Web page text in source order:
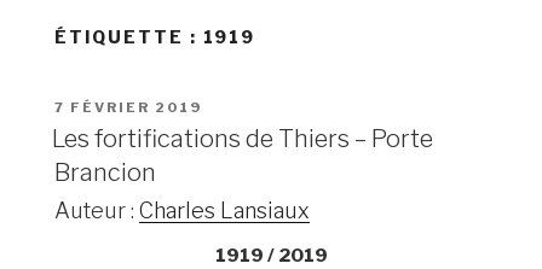
ÉTIQUETTE : 1919
PUBLIÉ
LE
7 FÉVRIER 2019
Les fortifications de Thiers – Porte
Brancion
Auteur : Charles Lansiaux
1919 / 2019